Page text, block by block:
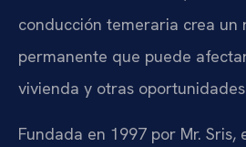
conducción temeraria crea un
permanente que puede
vivienda y otras
Fundada en 1997 por Mr.